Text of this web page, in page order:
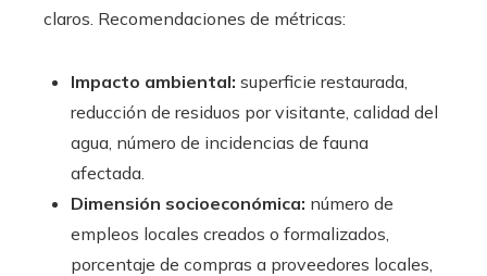
claros. Recomendaciones de métricas:
Impacto ambiental: superficie restaurada,
reducción de residuos por visitante, calidad del
agua, número de incidencias de fauna
afectada.
Dimensión socioeconómica: número de
empleos locales creados o formalizados,
porcentaje de compras a proveedores locales,